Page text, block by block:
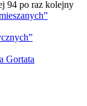
94 po raz kolejny
Gortata